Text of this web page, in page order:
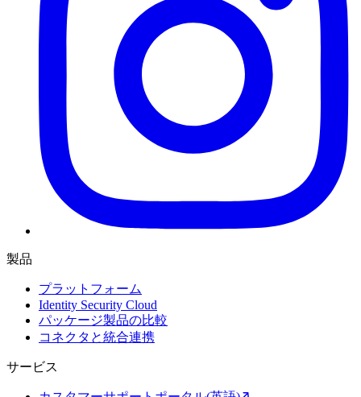
製品
プラットフォーム
Identity Security Cloud
パッケージ製品の比較
コネクタと統合連携
サービス